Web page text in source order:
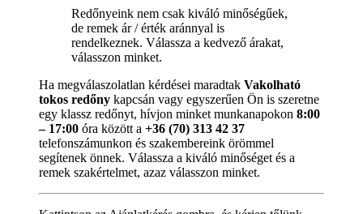
Redőnyeink nem csak kiváló minőségűek,
de remek ár / érték aránnyal is
rendelkeznek. Válassza a kedvező árakat,
válasszon minket.
Ha megválaszolatlan kérdései maradtak Vakolható
tokos redőny kapcsán vagy egyszerűen Ön is szeretne
egy klassz redőnyt, hívjon minket munkanapokon 8:00
– 17:00 óra között a +36 (70) 313 42 37
telefonszámunkon és szakembereink örömmel
segítenek önnek. Válassza a kiváló minőséget és a
remek szakértelmet, azaz válasszon minket.